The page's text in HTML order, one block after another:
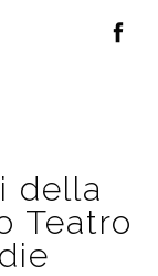
della
Teatro